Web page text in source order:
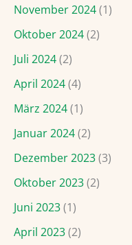
November 2024(1)
Oktober 2024(2)
Juli 2024(2)
April 2024(4)
März 2024(1)
Januar 2024(2)
Dezember 2023(3)
Oktober 2023(2)
Juni 2023(1)
April 2023(2)